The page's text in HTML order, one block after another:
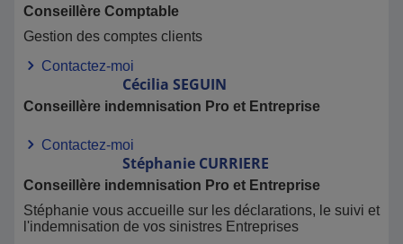
Conseillère Comptable
Gestion des comptes clients
Contactez-moi
Cécilia SEGUIN
Conseillère indemnisation Pro et Entreprise
Contactez-moi
Stéphanie CURRIERE
Conseillère indemnisation Pro et Entreprise
Stéphanie vous accueille sur les déclarations, le suivi et
l'indemnisation de vos sinistres Entreprises